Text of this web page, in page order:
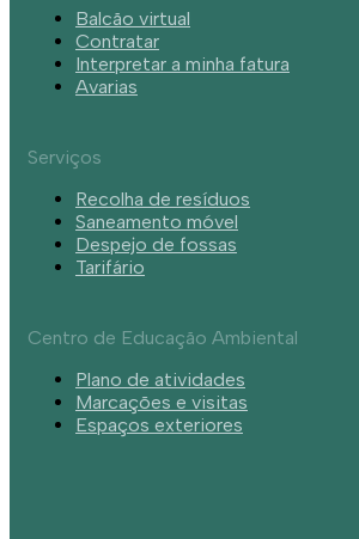
Balcão virtual
Contratar
Interpretar a minha fatura
Avarias
Serviços
Recolha de resíduos
Saneamento móvel
Despejo de fossas
Tarifário
Centro de Educação Ambiental
Plano de atividades
Marcações e visitas
Espaços exteriores